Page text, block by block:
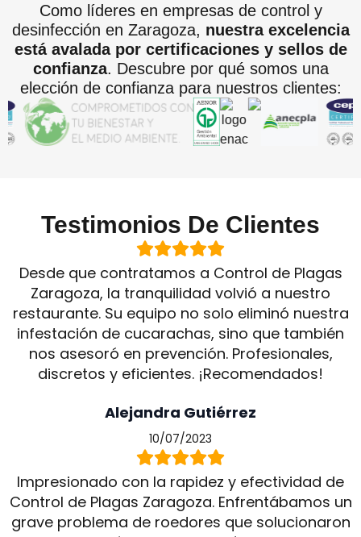
Como líderes en empresas de control y
desinfección en Zaragoza, nuestra excelencia
está avalada por certificaciones y sellos de
confianza. Descubre por qué somos una
elección de confianza para nuestros clientes:
Testimonios De Clientes
Desde que contratamos a Control de Plagas
Zaragoza, la tranquilidad volvió a nuestro
restaurante. Su equipo no solo eliminó nuestra
infestación de cucarachas, sino que también
nos asesoró en prevención. Profesionales,
discretos y eficientes. ¡Recomendados!
Alejandra Gutiérrez
10/07/2023
Impresionado con la rapidez y efectividad de
Control de Plagas Zaragoza. Enfrentábamos un
grave problema de roedores que solucionaron